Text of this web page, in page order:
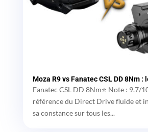
Moza R9 vs Fanatec CSL DD 8Nm :
Fanatec CSL DD 8Nm⭐ Note : 9.7/
référence du Direct Drive fluide et
sa constance sur tous les...